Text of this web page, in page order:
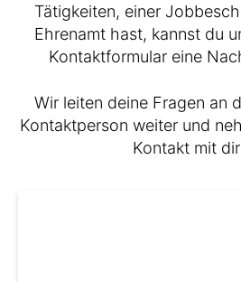
Tätigkeiten, einer
Ehrenamt hast, kannst du
Kontaktformular eine
Wir leiten deine Fragen an
Kontaktperson weiter und
Kontakt mit